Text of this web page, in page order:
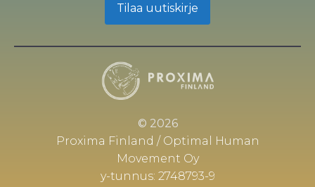
Tilaa uutiskirje
© 2026
Proxima Finland / Optimal Human
Movement Oy
y-tunnus: 2748793-9